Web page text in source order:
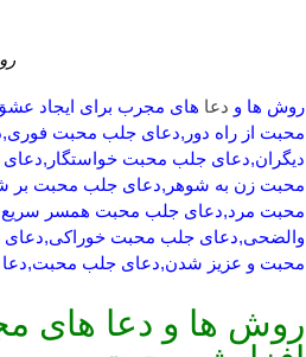
روش ها و دعا های مجرب برای ایجاد
محبت از راه دور,دعای جلب محبت
دیگران,دعای جلب محبت
محبت زن به شوهر,دعای جلب محبت بر
محبت مرد,دعای جلب محبت همسر سریع
والضحی,دعای جلب محبت
محبت و عزیز شدن,دعای جلب محبت,دعا
روش ها و دعا های